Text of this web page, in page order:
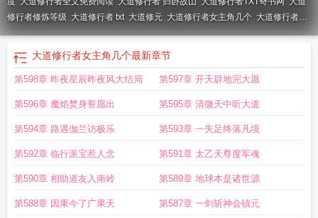
修行者修炼等级 大道修行者 txt 大道修元 大道修行者女主角几个 大道修行者免
费TXT大道修行者境界划分大道修行者好看吗大道修行者女主角大道修行者
大道修行者 笔趣阁 大道修行者评价 大道修行者笔趣阁
境界?
者 归卧故山TXT大道修行者百度百科 大道修行者txt校对大道修行者全本TXT
大道修行者女主角几个最新章节
第598章 昨夜星辰昨夜风大结局 第597章 开天辟地完大愿
第596章 魔焰焚身誓愿出 第595章 清微天中听大道
第594章 路遇伽兰访极乐 第593章 一失足终落凡境
第592章 临行派宝惹人念 第591章 太乙天尊度军魂
第590章 相助道友入南岭 第589章 地球本是诸世源
第588章 因果今了广果天 第587章 一剑斩神会镇元